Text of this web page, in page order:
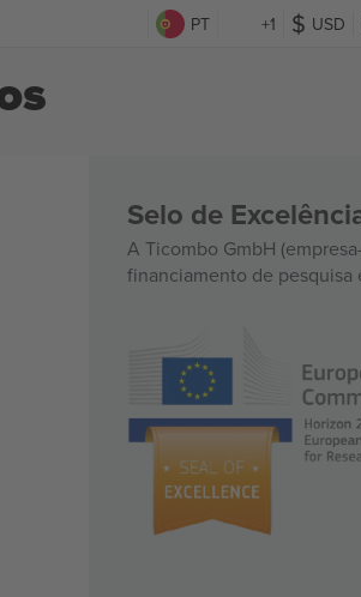
PT +1 USD
Selo de
A Ticombo GmbH
financiamento de pesquisa